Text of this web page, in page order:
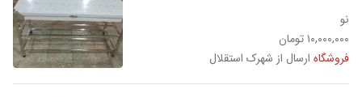
نو
۱۰,۰۰۰,۰۰۰ تومان
فروشگاه ارسال از شهرک استقلال